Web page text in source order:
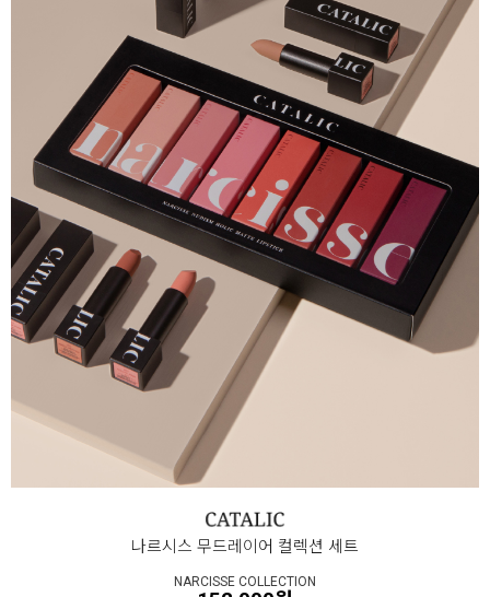
나르시스 무드레이어 컬렉션 세트
NARCISSE COLLECTION